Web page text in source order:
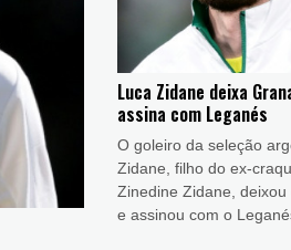
Luca Zidane deixa
assina com Leganés
O goleiro da seleção
Zidane, filho do ex-
Zinedine Zidane, deixou
e assinou com o